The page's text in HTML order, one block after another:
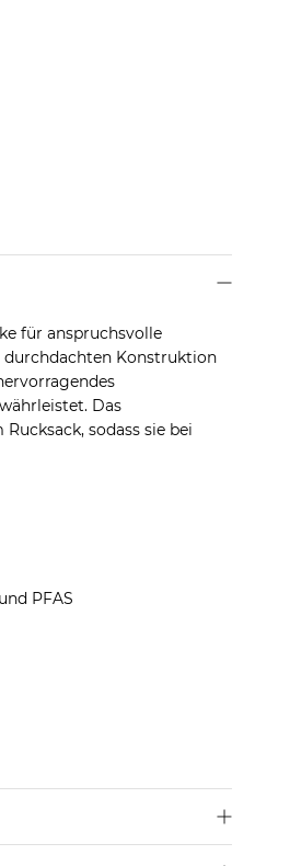
für anspruchsvolle
durchdachten Konstruktion
Das
sodass sie bei
PFAS